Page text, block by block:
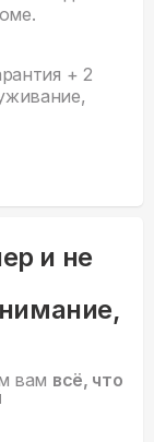
+ 2
и не
вам всё, что